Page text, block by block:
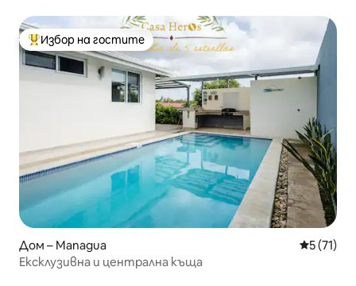
Най-популярен избор на гостите
Избор на гостите
Дом – Managua Средна
5 (71)
Ексклузивна и централна къща